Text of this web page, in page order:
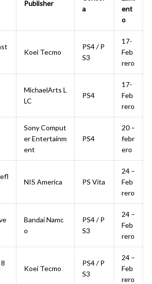
Publisher
a
ent
o
Koei Tecmo
PS4 / P
S3
17-
Feb
rero
MichaelArts L
LC
PS4
17-
Feb
rero
Sony Comput
er Entertainm
ent
PS4
20 –
febr
ero
NIS America PS Vita
24 –
Feb
rero
Bandai Namc
o
PS4 / P
S3
24 –
Feb
rero
Koei Tecmo
PS4 / P
S3
24 –
Feb
rero